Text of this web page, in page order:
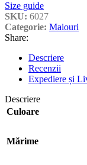
Size guide
SKU: 6027
Categorie: Maiouri
Share:
Descriere
Recenzii
Expediere și
Descriere
Culoare
Mărime